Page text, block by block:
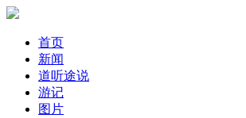
首页
新闻
道听途说
游记
图片